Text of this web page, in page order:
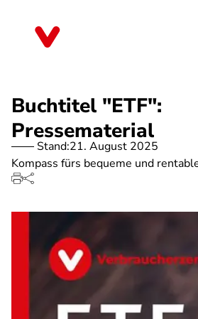
Buchtitel "ETF":
Pressematerial
Stand:21. August 2025
Kompass fürs bequeme und